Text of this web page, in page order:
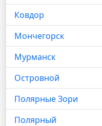
Ковдор
Мончегорск
Мурманск
Островной
Полярные Зори
Полярный